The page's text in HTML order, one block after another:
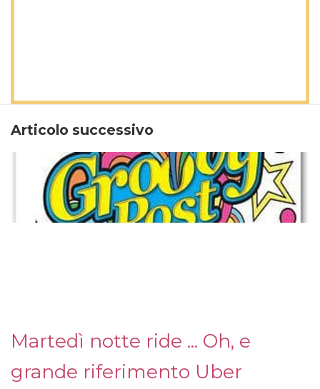
Articolo successivo
Martedì notte ride ... Oh, e
grande riferimento Uber